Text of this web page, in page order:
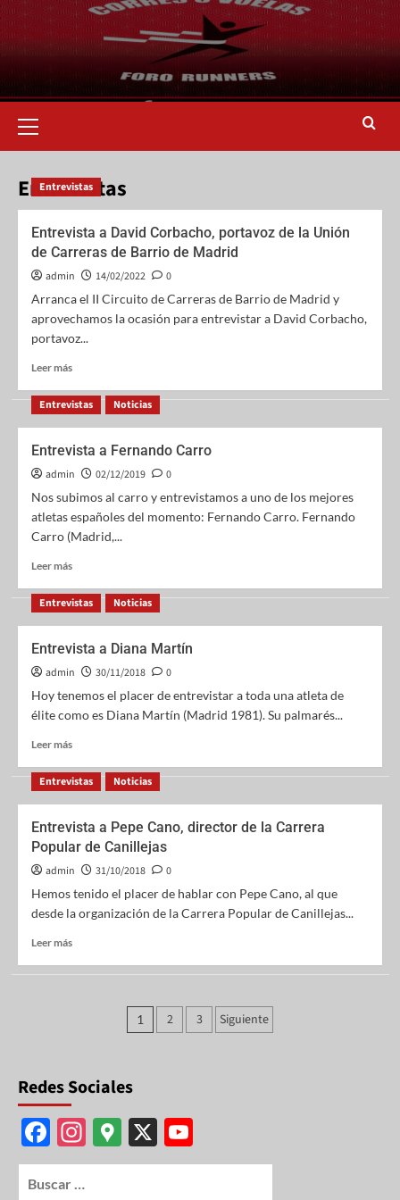
Entrevistas
Entrevistas
Entrevista a David Corbacho, portavoz de la Unión
de Carreras de Barrio de Madrid
admin 14/02/2022
0
Arranca el II Circuito de Carreras de Barrio de Madrid y
aprovechamos la ocasión para entrevistar a David Corbacho,
portavoz...
Leer más
Entrevistas Noticias
Entrevista a Fernando Carro
admin 02/12/2019
0
Nos subimos al carro y entrevistamos a uno de los mejores
atletas españoles del momento: Fernando Carro. Fernando
Carro (Madrid,...
Leer más
Entrevistas Noticias
Entrevista a Diana Martín
admin 30/11/2018
0
Hoy tenemos el placer de entrevistar a toda una atleta de
élite como es Diana Martín (Madrid 1981). Su palmarés...
Leer más
Entrevistas Noticias
Entrevista a Pepe Cano, director de la Carrera
Popular de Canillejas
admin 31/10/2018
0
Hemos tenido el placer de hablar con Pepe Cano, al que
desde la organización de la Carrera Popular de Canillejas...
Leer más
1 2 3 Siguiente
Redes Sociales
F
ac
e
In
st
G
o
X
o